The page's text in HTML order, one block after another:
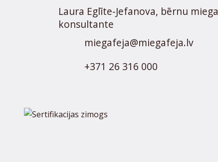
Laura Eglīte-Jefanova, bērnu miega
konsultante
miegafeja@miegafeja.lv
+371 26 316 000